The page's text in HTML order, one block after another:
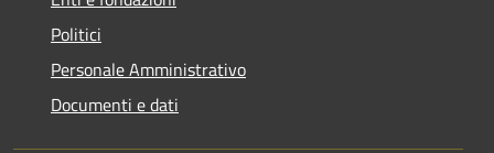
Politici
Personale Amministrativo
Documenti e dati